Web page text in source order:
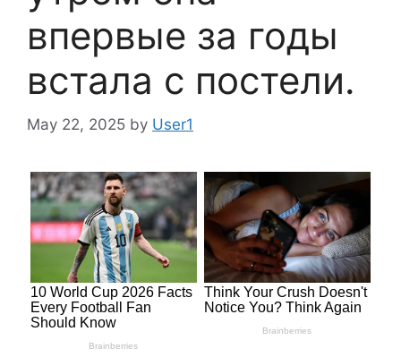
впервые за годы
встала с постели.
May 22, 2025 by User1